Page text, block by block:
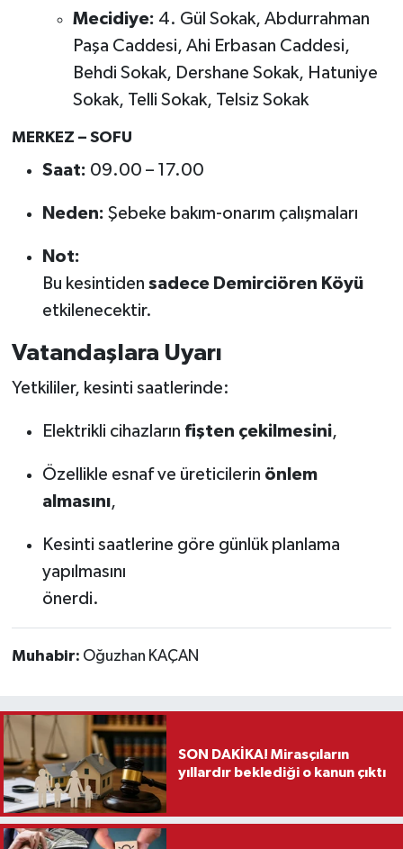
Mecidiye: 4. Gül Sokak, Abdurrahman
Paşa Caddesi, Ahi Erbasan Caddesi,
Behdi Sokak, Dershane Sokak, Hatuniye
Sokak, Telli Sokak, Telsiz Sokak
MERKEZ – SOFU
Saat: 09.00 – 17.00
Neden: Şebeke bakım-onarım çalışmaları
Not:
Bu kesintiden sadece Demirciören Köyü
etkilenecektir.
Vatandaşlara Uyarı
Yetkililer, kesinti saatlerinde:
Elektrikli cihazların fişten çekilmesini,
Özellikle esnaf ve üreticilerin önlem
almasını,
Kesinti saatlerine göre günlük planlama
yapılmasını
önerdi.
Muhabir: Oğuzhan KAÇAN
SON DAKİKA! Mirasçıların
yıllardır beklediği o kanun çıktı